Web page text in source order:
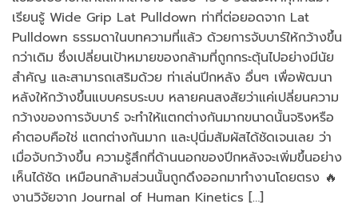
เรียนรู้ Wide Grip Lat Pulldown ท่าที่ต่อยอดจาก Lat
Pulldown ธรรมดาในบทความที่แล้ว ด้วยการจับบาร์ให้กว้างขึ้น
กว่าเดิม ซึ่งเปลี่ยนเป้าหมายของกล้ามที่ถูกกระตุ้นไปอย่างมีนัย
สำคัญ และสามารถเสริมด้วย ท่าเล่นปีกหลัง อื่นๆ เพื่อพัฒนา
หลังให้กว้างขึ้นแบบครบระบบ หลายคนสงสัยว่าแค่เปลี่ยนความ
กว้างของการจับบาร์ จะทำให้แตกต่างกันมากขนาดนั้นจริงหรือ
คำตอบคือใช่ แตกต่างกันมาก และปุนิ่มสัมผัสได้ชัดเจนเลย ว่า
เมื่อจับกว้างขึ้น ความรู้สึกที่ด้านนอกของปีกหลังจะเพิ่มขึ้นอย่าง
เห็นได้ชัด เหมือนกล้ามส่วนนั้นถูกดึงออกมาทำงานโดยตรง 🔥
งานวิจัยจาก Journal of Human Kinetics […]